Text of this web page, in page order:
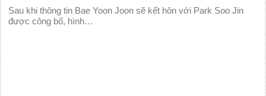
Sau khi thông tin Bae Yoon Joon sẽ kết hôn với Park Soo Jin
được công bố, hình…